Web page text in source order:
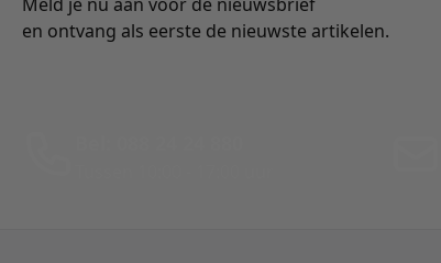
en ontvang als eerste de nieuwste artikelen.